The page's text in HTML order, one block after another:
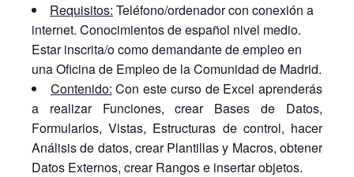
Requisitos: Teléfono/ordenador con conexión a
internet. Conocimientos de español nivel medio.
Estar inscrita/o como demandante de empleo en
una Oficina de Empleo de la Comunidad de Madrid.
Contenido: Con este curso de Excel aprenderás
a realizar Funciones, crear Bases de Datos,
Formularios, Vistas, Estructuras de control, hacer
Análisis de datos, crear Plantillas y Macros, obtener
Datos Externos, crear Rangos e insertar objetos.